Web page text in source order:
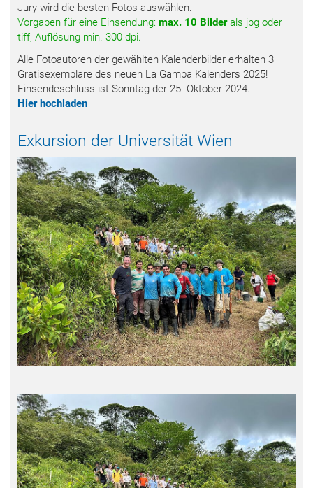
Jury wird die besten Fotos auswählen.
Vorgaben für eine Einsendung: max. 10 Bilderals jpg oder
tiff, Auflösung min. 300 dpi.
Alle Fotoautoren der gewählten Kalenderbilder erhalten 3
Gratisexemplare des neuen La Gamba Kalenders 2025!
Einsendeschluss ist Sonntag der 25. Oktober 2024.
Hier hochladen
Exkursion der Universität Wien